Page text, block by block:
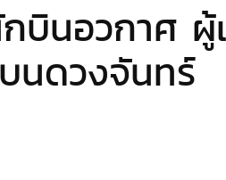
กบินอวกาศ
นดวงจันทร์